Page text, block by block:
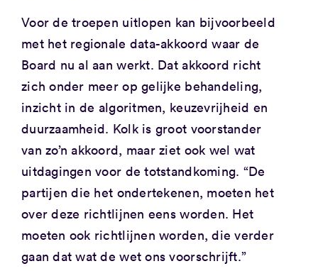
Voor de troepen uitlopen kan bijvoorbeeld
met het regionale data-akkoord waar de
Board nu al aan werkt. Dat akkoord richt
zich onder meer op gelijke behandeling,
inzicht in de algoritmen, keuzevrijheid en
duurzaamheid. Kolk is groot voorstander
van zo’n akkoord, maar ziet ook wel wat
uitdagingen voor de totstandkoming. “De
partijen die het ondertekenen, moeten het
over deze richtlijnen eens worden. Het
moeten ook richtlijnen worden, die verder
gaan dat wat de wet ons voorschrijft.”